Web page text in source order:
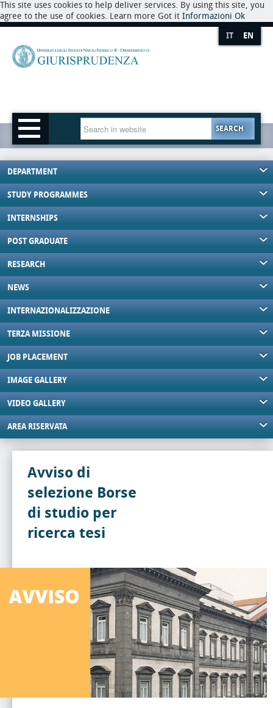
This site uses cookies to help deliver services. By using this site, you
agree to the use of cookies. Learn more Got it Informazioni Ok
IT EN
SEARCH
DEPARTMENT
STUDY PROGRAMMES
INTERNSHIPS
POST GRADUATE
RESEARCH
NEWS
INTERNAZIONALIZZAZIONE
TERZA MISSIONE
JOB PLACEMENT
IMAGE GALLERY
VIDEO GALLERY
AREA RISERVATA
Avviso di
selezione Borse
di studio per
ricerca tesi